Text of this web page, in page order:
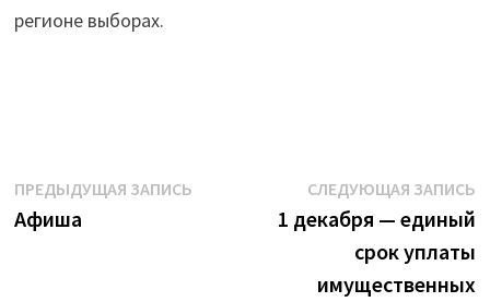
регионе выборах.
Навигация
по
ПРЕДЫДУЩАЯ ЗАПИСЬПредыдущая
Афиша
СЛЕДУЮЩАЯ ЗАПИСЬ
1 декабря — единый
срок уплаты
имущественных